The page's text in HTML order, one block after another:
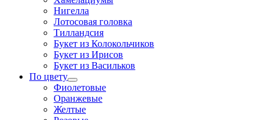
Нигелла
Лотосовая головка
Тилландсия
Букет из Колокольчиков
Букет из Ирисов
Букет из Васильков
По цвету
Фиолетовые
Оранжевые
Желтые